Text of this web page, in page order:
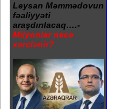
Leysan Məmmədovun
fəaliyyəti
araşdırılacaq….-
Milyonlar necə
xərclənir?